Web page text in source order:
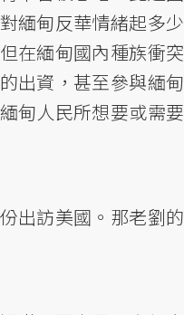
緬甸反華情緒起多少
在緬甸國內種族衝突
出資，甚至參與緬甸
甸人民所想要或需要
出訪美國。那老劉的